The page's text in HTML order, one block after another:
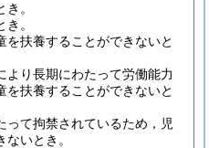
。
。
を扶養することができないと
より長期にわたって労働能力
を扶養することができないと
って拘禁されているため，児
いとき。